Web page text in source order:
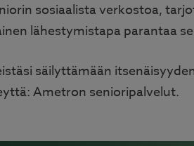
sosiaalista verkostoa,
lähestymistapa parantaa
säilyttämään
Ametron senioripalvelut.